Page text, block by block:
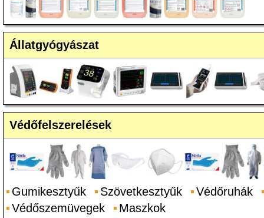
Állatgyógyászat
Védőfelszerelések
Gumikesztyűk Szövetkesztyűk
Védőruhák
Védőszemüvegek
Maszkok